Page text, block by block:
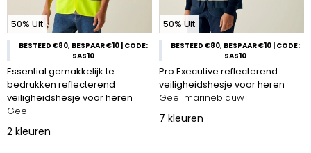
50% Uit
BESTEED €80, BESPAAR €10 | CODE:
SAS10
Essential gemakkelijk te
bedrukken reflecterend
veiligheidshesje voor heren
Geel
2 kleuren
50% Uit
BESTEED €80, BESPAAR €10 | CODE:
SAS10
Pro Executive reflecterend
veiligheidshesje voor heren
Geel marineblauw
7 kleuren